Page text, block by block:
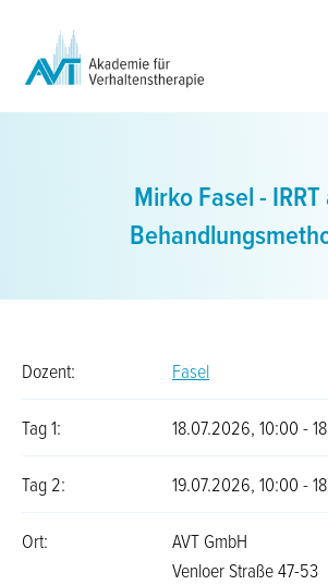
springen
Mirko Fasel - IRRT
Dozent: Fasel
Tag 1: 18.07.2026, 10:00 -
Tag 2: 19.07.2026, 10:00 -
Ort:
AVT GmbH
Venloer Straße 47-53